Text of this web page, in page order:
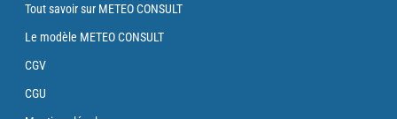
Tout savoir sur METEO CONSULT
Le modèle METEO CONSULT
CGV
CGU